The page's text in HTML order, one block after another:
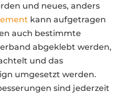
und neues, anders
kann aufgetragen
auch bestimmte
abgeklebt werden,
und das
umgesetzt werden.
sind jederzeit